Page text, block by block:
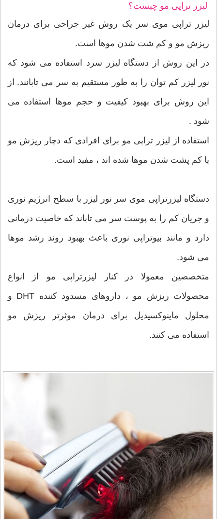
لیزر تراپی مو چیست؟
لیزر تراپی موی سر یک روش غیر جراحی برای درمان
ریزش مو و کم شت شدن موها است.
در این روش از دستگاه لیزر سرد استفاده می شود که
نور لیزر کم توان را به طور مستقیم به سر می تابانند. از
این روش برای بهبود کیفیت و حجم موها استفاده می
شود .
استفاده از لیزر تراپی مو برای افرادی که دچار ریزش مو
یا کم پشت شدن موها شده اند ، مفید است.
دستگاه لیزرتراپی موی سر نور لیزر با سطح انرژیم نوری
و جریان کم را به پوست سر می تاباند که خاصیت درمانی
دارد و مانند بیوتراپی نوری باعث بهبود روند رشد موها
می شود.
متخصصین معمولا در کنار لیزرتراپی مو از انواع
محصولات ریزش مو ، داروهای مسدود کننده DHT و
محلول ماینوکسیدیل برای درمان موثرتر ریزش مو
استفاده می کنند.